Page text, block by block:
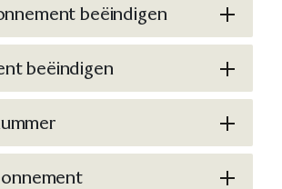
beëindigen
beëindigen